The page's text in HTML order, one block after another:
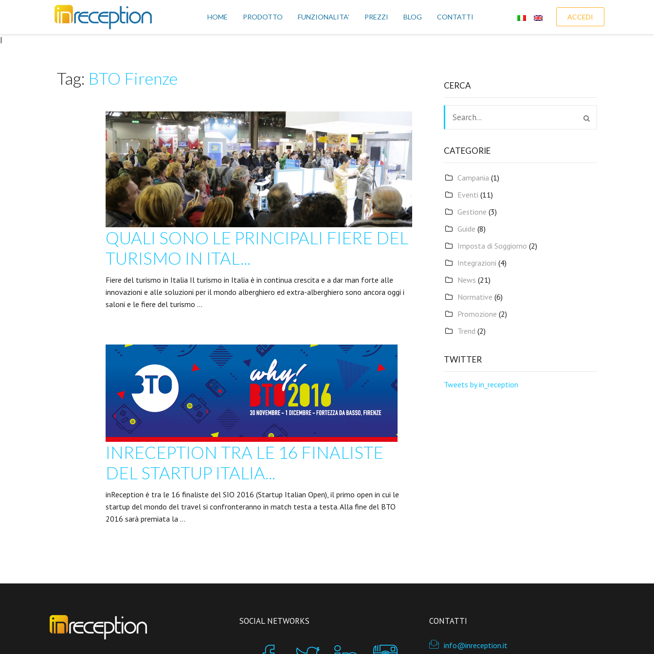
HOME PRODOTTO FUNZIONALITA’ PREZZI BLOG CONTATTI ACCEDI
|
Tag: BTO Firenze
QUALI SONO LE PRINCIPALI FIERE DEL
TURISMO IN ITAL...
Fiere del turismo in Italia Il turismo in Italia è in continua crescita e a dar man forte alle
innovazioni e alle soluzioni per il mondo alberghiero ed extra-alberghiero sono ancora oggi i
saloni e le fiere del turismo …
INRECEPTION TRA LE 16 FINALISTE
DEL STARTUP ITALIA...
inReception è tra le 16 finaliste del SIO 2016 (Startup Italian Open), il primo open in cui le
startup del mondo del travel si confronteranno in match testa a testa. Alla fine del BTO
2016 sarà premiata la …
CERCA
CATEGORIE
Campania (1)
Eventi (11)
Gestione (3)
Guide (8)
Imposta di Soggiorno (2)
Integrazioni (4)
News (21)
Normative (6)
Promozione (2)
Trend (2)
TWITTER
Tweets by in_reception
SOCIAL NETWORKS CONTATTI
info@inreception.it